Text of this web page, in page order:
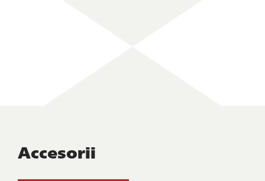
Accesorii